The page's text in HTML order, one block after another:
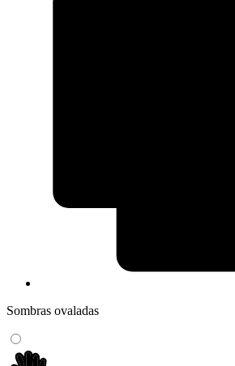
Sombras ovaladas